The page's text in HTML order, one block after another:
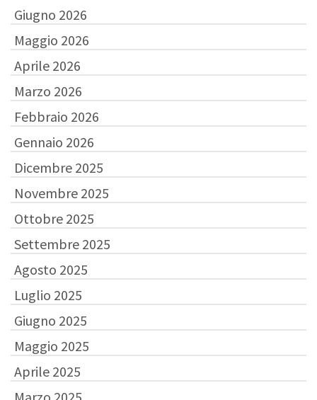
Giugno 2026
Maggio 2026
Aprile 2026
Marzo 2026
Febbraio 2026
Gennaio 2026
Dicembre 2025
Novembre 2025
Ottobre 2025
Settembre 2025
Agosto 2025
Luglio 2025
Giugno 2025
Maggio 2025
Aprile 2025